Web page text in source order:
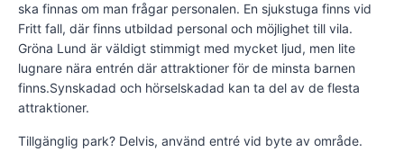
ska finnas om man frågar personalen. En sjukstuga finns vid
Fritt fall, där finns utbildad personal och möjlighet till vila.
Gröna Lund är väldigt stimmigt med mycket ljud, men lite
lugnare nära entrén där attraktioner för de minsta barnen
finns.Synskadad och hörselskadad kan ta del av de flesta
attraktioner.
Tillgänglig park? Delvis, använd entré vid byte av område.